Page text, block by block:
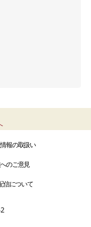
報の取扱い
のご意見
信について